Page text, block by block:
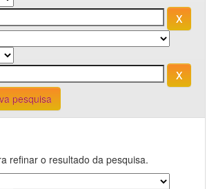
pesquisa
refinar o resultado da pesquisa.